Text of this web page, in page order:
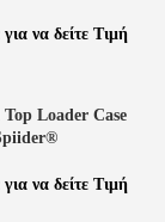
για να δείτε Τιμή
Loader Case
για να δείτε Τιμή